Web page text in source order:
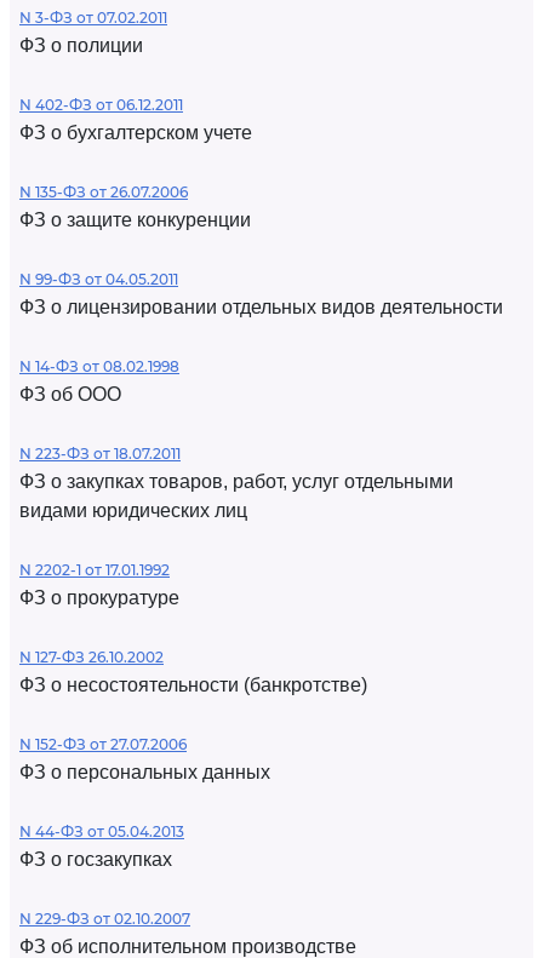
N 3-ФЗ от 07.02.2011
ФЗ о полиции
N 402-ФЗ от 06.12.2011
ФЗ о бухгалтерском учете
N 135-ФЗ от 26.07.2006
ФЗ о защите конкуренции
N 99-ФЗ от 04.05.2011
ФЗ о лицензировании отдельных видов деятельности
N 14-ФЗ от 08.02.1998
ФЗ об ООО
N 223-ФЗ от 18.07.2011
ФЗ о закупках товаров, работ, услуг отдельными
видами юридических лиц
N 2202-1 от 17.01.1992
ФЗ о прокуратуре
N 127-ФЗ 26.10.2002
ФЗ о несостоятельности (банкротстве)
N 152-ФЗ от 27.07.2006
ФЗ о персональных данных
N 44-ФЗ от 05.04.2013
ФЗ о госзакупках
N 229-ФЗ от 02.10.2007
ФЗ об исполнительном производстве